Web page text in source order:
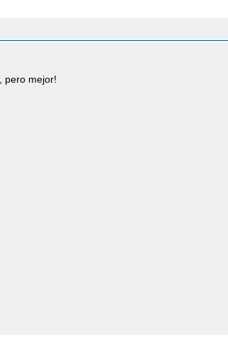
pero mejor!